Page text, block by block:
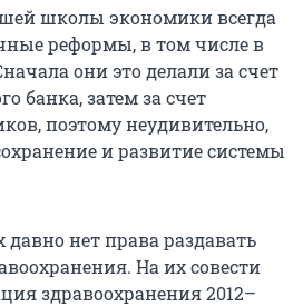
школы экономики всегда
реформы, в том числе в
они это делали за счет
банка, затем за счет
поэтому неудивительно,
и развитие системы
нет права раздавать
На их совести
здравоохранения 2012–